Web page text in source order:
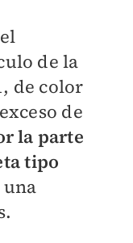
de la
de color
de
la parte
tipo